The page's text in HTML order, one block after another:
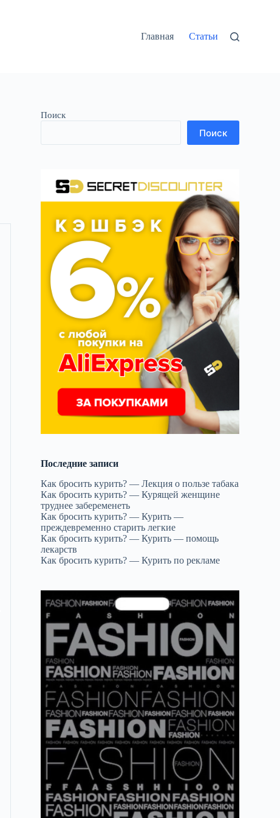
Главная Статьи
Поиск
Поиск
Последние записи
Как бросить курить? — Лекция о пользе табака
Как бросить курить? — Курящей женщине
труднее забеременеть
Как бросить курить? — Курить —
преждевременно старить легкие
Как бросить курить? — Курить — помощь
лекарств
Как бросить курить? — Курить по рекламе